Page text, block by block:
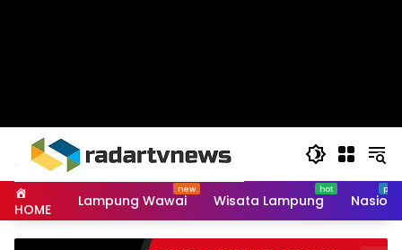
HOME Lampung Wawai Wisata Lampung